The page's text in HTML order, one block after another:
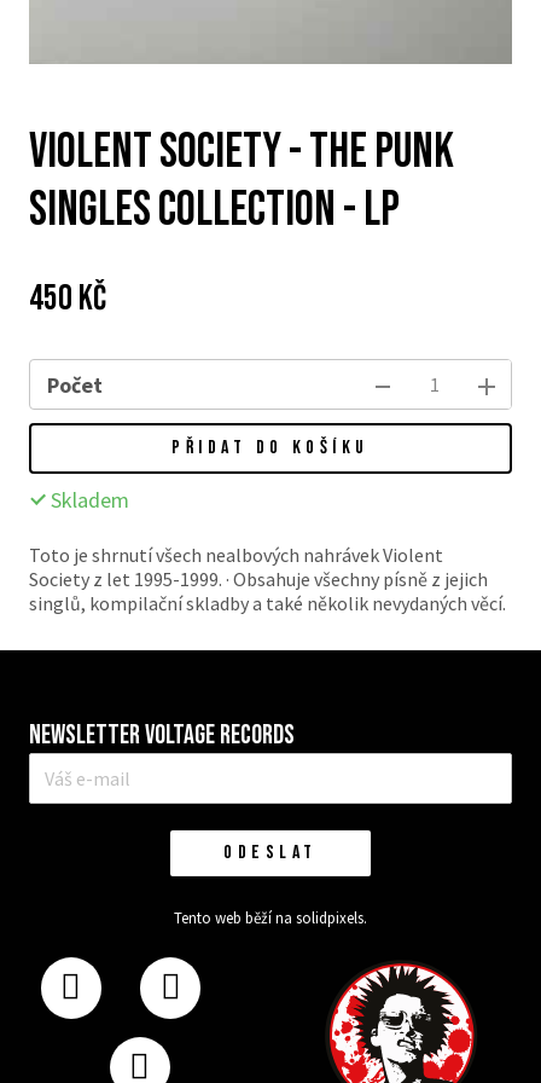
Violent Society - The Punk
Singles Collection - LP
Cena:
450 Kč
Počet
PŘIDAT DO KOŠÍKU
Skladem
Toto je shrnutí všech nealbových nahrávek Violent
Society z let 1995-1999. · Obsahuje všechny písně z jejich
singlů, kompilační skladby a také několik nevydaných věcí.
Newsletter VOLTAGE RECORDS
E-
mail
ODESLAT
Tento web běží na solidpixels.